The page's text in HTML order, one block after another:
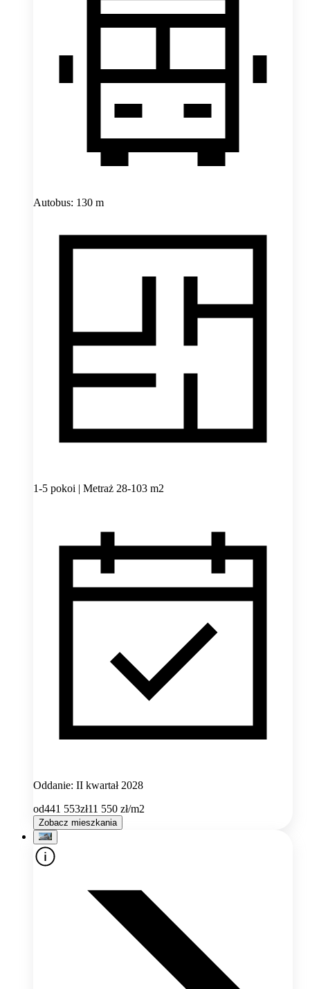
Autobus: 130 m
1-5 pokoi | Metraż 28-103 m2
Oddanie: II kwartał 2028
od441 553zł11 550 zł/m2
Zobacz mieszkania